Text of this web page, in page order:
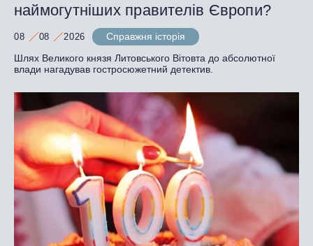
наймогутніших правителів Європи?
08 08 2026
Справжня історія
Шлях Великого князя Литовського Вітовта до абсолютної
влади нагадував гостросюжетний детектив.